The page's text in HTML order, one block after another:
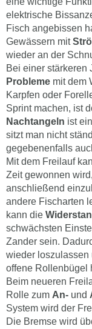
elektrische
Fisch angebissen
Gewässern mit
wieder an der
Bei einer stärkeren
Probleme mit dem
Karpfen oder
Sprint machen, ist
Nachtangeln ist
sitzt man nicht
gegebenenfalls
Mit dem Freilauf
Zeit gewonnen
anschließend
andere Fischarten
kann die
schwächsten
Zander sein.
wieder loszulassen
offene Rollenbügel
Beim neueren
Rolle zum An- und
System wird der
Die Bremse wird